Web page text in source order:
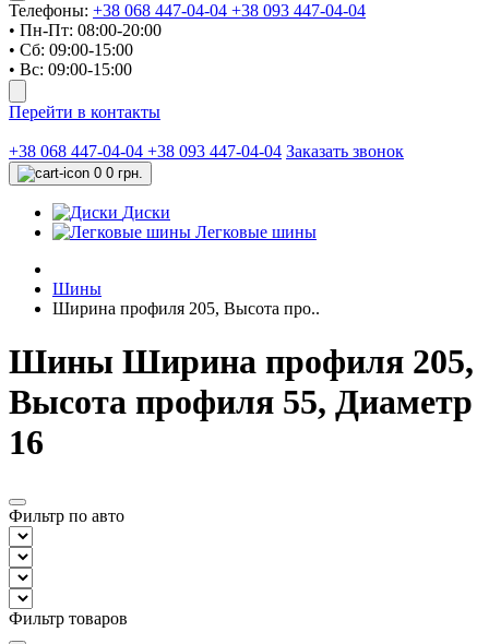
Телефоны: +38 068 447-04-04 +38 093 447-04-04
• Пн-Пт: 08:00-20:00
• Сб: 09:00-15:00
• Вс: 09:00-15:00
Перейти в контакты
+38 068 447-04-04 +38 093 447-04-04 Заказать звонок
0 0 грн.
Диски
Легковые шины
Шины
Ширина профиля 205, Высота про..
Шины Ширина профиля 205,
Высота профиля 55, Диаметр
16
Фильтр по авто
Фильтр товаров